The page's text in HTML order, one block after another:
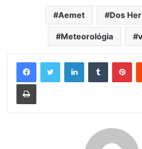
Aemet Dos
Meteorológia